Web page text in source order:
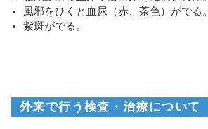
風邪をひくと血尿（赤、茶色）がでる。
紫斑がでる。
外来で行う検査・治療について